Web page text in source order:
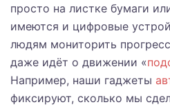
просто на листке бумаги
имеются и цифровые
людям мониторить
даже идёт о движении «
Например, наши гаджеты
фиксируют, сколько мы